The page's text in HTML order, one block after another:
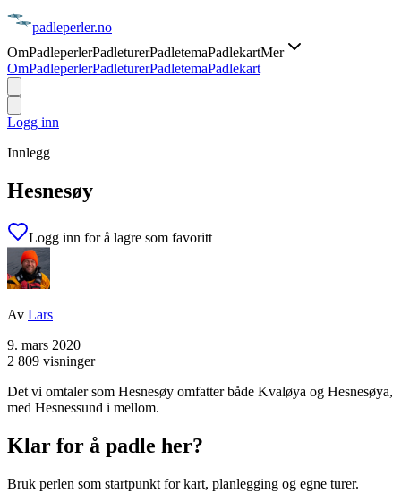
padleperler.no
OmPadleperlerPadleturerPadletemaPadlekartMer
OmPadleperlerPadleturerPadletemaPadlekart
Logg inn
Innlegg
Hesnesøy
Logg inn for å lagre som favoritt
Av Lars
9. mars 2020
2 809 visninger
Det vi omtaler som Hesnesøy omfatter både Kvaløya og Hesnesøya,
med Hesnessund i mellom.
Klar for å padle her?
Bruk perlen som startpunkt for kart, planlegging og egne turer.